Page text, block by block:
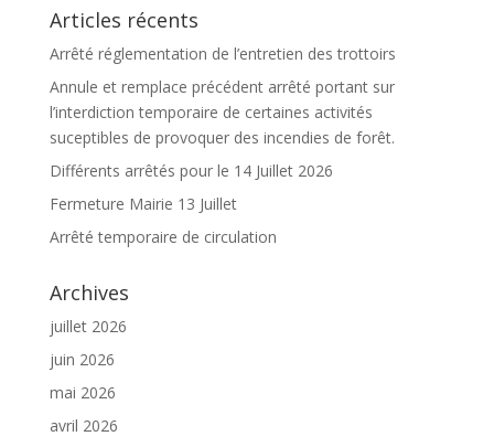
Articles récents
Arrêté réglementation de l’entretien des trottoirs
Annule et remplace précédent arrêté portant sur
l’interdiction temporaire de certaines activités
suceptibles de provoquer des incendies de forêt.
Différents arrêtés pour le 14 Juillet 2026
Fermeture Mairie 13 Juillet
Arrêté temporaire de circulation
Archives
juillet 2026
juin 2026
mai 2026
avril 2026